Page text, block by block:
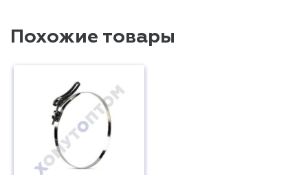
Похожие товары